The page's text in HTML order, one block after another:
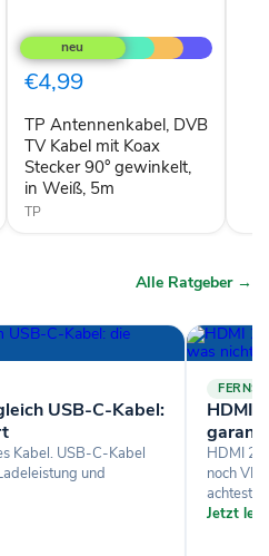
Antennenkabel,
DVB
TV
Kabel
Koax
Stecker
90°
gewinkelt,
in
Weiß,
€4,99
TP Antennenkabel, DVB
TV Kabel mit Koax
Stecker 90° gewinkelt,
in Weiß, 5m
TP
Alle Ratgeber →
USB-C-Kabel:
Kabel. USB-C-Kabel
und
HDMI
HDMI
noch
achtest,
Jetzt